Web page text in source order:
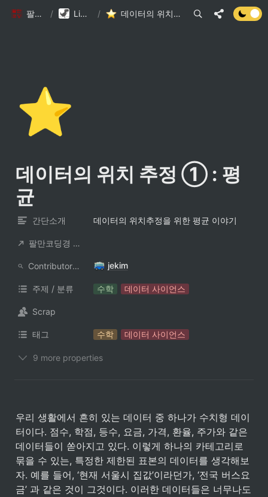
팔만코딩경 / Library DB / 데이터의 위치 추정 ① : 평균
⭐
데이터의 위치 추정 ① : 평
균
간단소개 데이터의 위치추정을 위한 평균 이야기
팔만코딩경 컨트리뷰터
ContributorNotionAccount jekim
주제 / 분류 수학 데이터 사이언스
Scrap
태그 수학 데이터 사이언스
9 more properties
우리 생활에서 흔히 있는 데이터 중 하나가 수치형 데이
터이다. 점수, 학점, 등수, 요금, 가격, 환율, 주가와 같은
데이터들이 쏟아지고 있다. 이렇게 하나의 카테고리로
묶을 수 있는, 특정한 제한된 표본의 데이터를 생각해보
자. 예를 들어, ‘현재 서울시 집값’이라던가, ‘전국 버스요
금’ 과 같은 것이 그것이다. 이러한 데이터들은 너무나도